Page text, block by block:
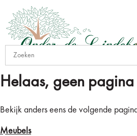
Helaas, geen
Bekijk anders eens de volgende
Meubels